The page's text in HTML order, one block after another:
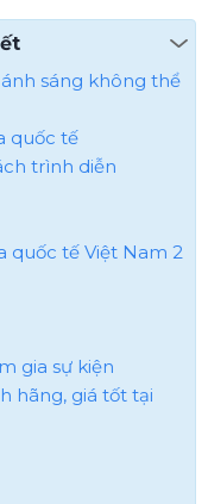
ánh sáng không thể
quốc tế
trình diễn
quốc tế Việt Nam 2
gia sự kiện
hãng, giá tốt tại